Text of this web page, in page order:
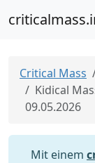
Critical Mass
Kidical
09.05.2026
Mit einem